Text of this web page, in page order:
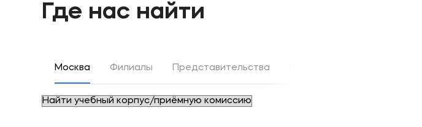
Где нас найти
Москва Филиалы Представительства